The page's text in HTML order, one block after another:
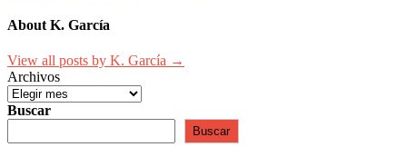
About K. García
View all posts by K. García →
Archivos
Buscar
Buscar